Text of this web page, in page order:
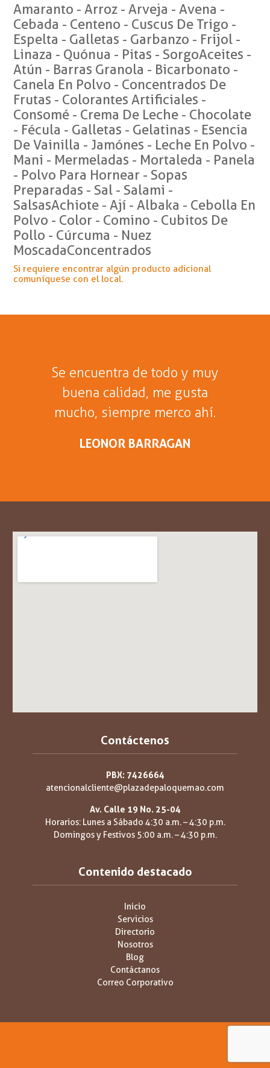
Amaranto - Arroz - Arveja - Avena -
Cebada - Centeno - Cuscus De Trigo -
Espelta - Galletas - Garbanzo - Frijol -
Linaza - Quónua - Pitas - SorgoAceites -
Atún - Barras Granola - Bicarbonato -
Canela En Polvo - Concentrados De
Frutas - Colorantes Artificiales -
Consomé - Crema De Leche - Chocolate
- Fécula - Galletas - Gelatinas - Esencia
De Vainilla - Jamónes - Leche En Polvo -
Mani - Mermeladas - Mortaleda - Panela
- Polvo Para Hornear - Sopas
Preparadas - Sal - Salami -
SalsasAchiote - Ají - Albaka - Cebolla En
Polvo - Color - Comino - Cubitos De
Pollo - Cúrcuma - Nuez
MoscadaConcentrados
Si requiere encontrar algún producto adicional
comuníquese con el local.
La mayor variedad de
alimentos de calidad en
Bogotá.
ANDRY CALVO
Contáctenos
PBX: 7426664
atencionalcliente@plazadepaloquemao.com
Av. Calle 19 No. 25-04
Horarios: Lunes a Sábado 4:30 a.m. – 4:30 p.m.
Domingos y Festivos 5:00 a.m. – 4:30 p.m.
Contenido destacado
Inicio
Servicios
Directorio
Nosotros
Blog
Contáctanos
Correo Corporativo